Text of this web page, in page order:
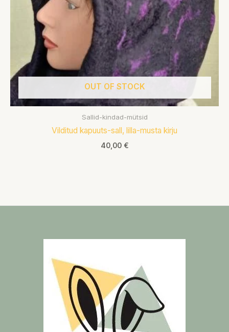
OUT OF STOCK
Sallid-kindad-mütsid
Vilditud kapuuts-sall, lilla-musta kirju
40,00 €